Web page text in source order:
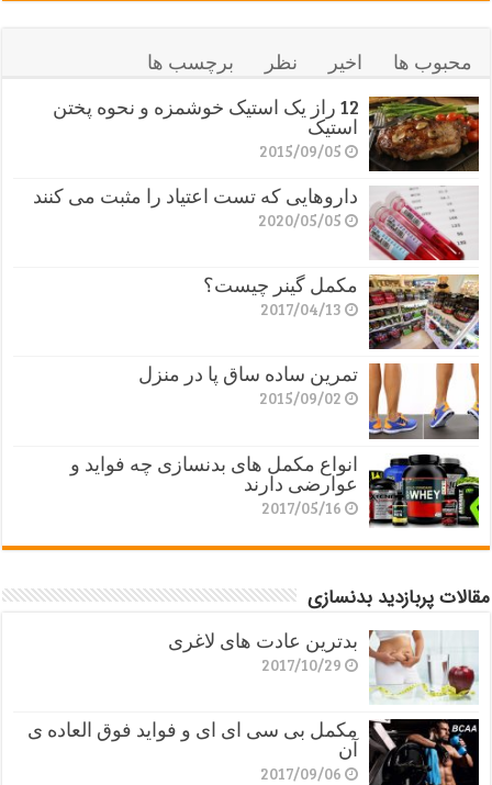
محبوب ها اخیر نظر
برچسب ها
12 راز یک استیک خوشمزه و نحوه پختن
استیک
2015/09/05
داروهایی که تست اعتیاد را مثبت می کنند
2020/05/05
مکمل گینر چیست؟
2017/04/13
تمرین ساده ساق پا در منزل
2015/09/02
انواع مکمل های بدنسازی چه فواید و
عوارضی دارند
2017/05/16
مقالات پربازدید بدنسازی
بدترین عادت های لاغری
2017/10/29
مکمل بی سی ای ای و فواید فوق العاده ی
آن
2017/09/06